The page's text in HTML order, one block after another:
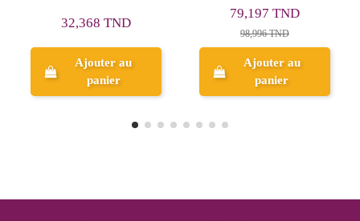
Ajouter au
panier
Up - Réf.587581
46,057 TND
Aperçu